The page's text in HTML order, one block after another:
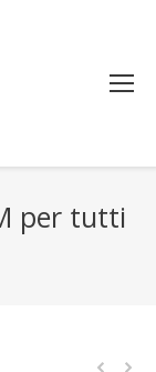
per tutti